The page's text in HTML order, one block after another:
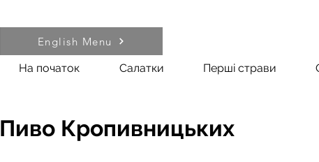
На початок Салатки Перші страви
Пиво Кропивницьких
English Menu